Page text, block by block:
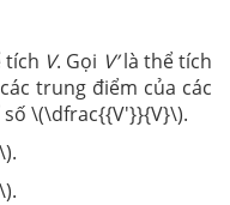
tích V. Gọi V’là thể tích
trung điểm của các
\(\dfrac{{V'}}{V}\).